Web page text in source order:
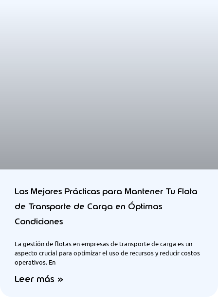
Las Mejores Prácticas para Mantener Tu Flota
de Transporte de Carga en Óptimas
Condiciones
La gestión de flotas en empresas de transporte de carga es un
aspecto crucial para optimizar el uso de recursos y reducir costos
operativos. En
Leer más »